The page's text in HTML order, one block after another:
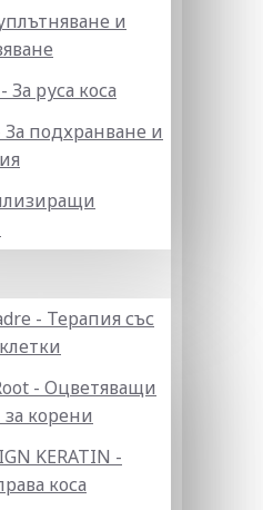
и
За руса коса
подхранване и
- Терапия със
- Оцветяващи
корени
KERATIN -
коса